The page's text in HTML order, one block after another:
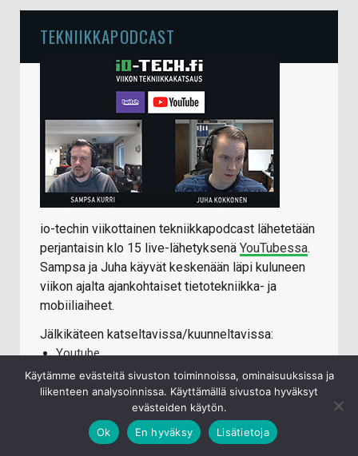
TEKNIIKKAPODCAST
io-techin viikottainen tekniikkapodcast lähetetään
perjantaisin klo 15 live-lähetyksenä YouTubessa.
Sampsa ja Juha käyvät keskenään läpi kuluneen
viikon ajalta ajankohtaiset tietotekniikka- ja
mobiiliaiheet.
Jälkikäteen katseltavissa/kuunneltavissa:
Youtube
iTunes
Käytämme evästeitä sivuston toiminnoissa, ominaisuuksissa ja
liikenteen analysoinnissa. Käyttämällä sivustoa hyväksyt
evästeiden käytön.
Ok
En hyväksy Lisätietoja